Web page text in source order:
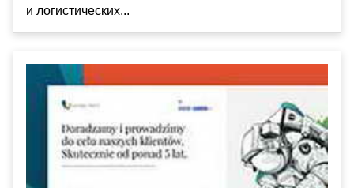
и логистических...